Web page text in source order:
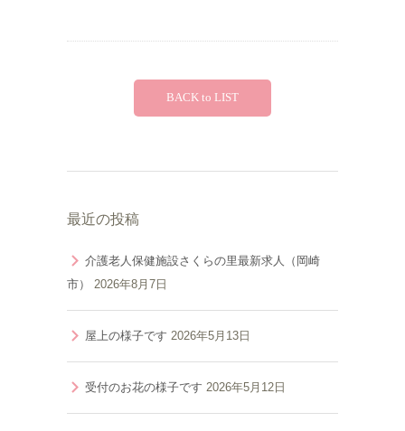
BACK to LIST
最近の投稿
介護老人保健施設さくらの里最新求人（岡崎
市）
2026年8月7日
屋上の様子です 2026年5月13日
受付のお花の様子です 2026年5月12日